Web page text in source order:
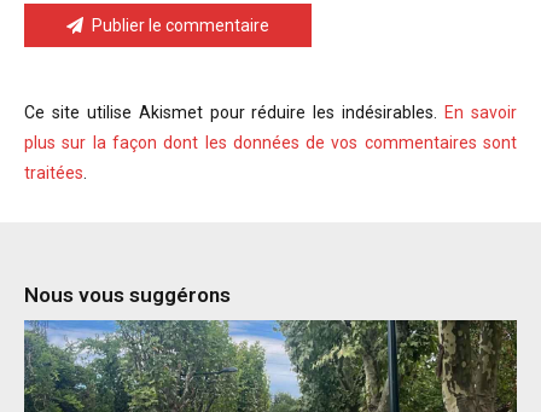
Publier le commentaire
Ce site utilise Akismet pour réduire les indésirables. En savoir
plus sur la façon dont les données de vos commentaires sont
traitées.
Nous vous suggérons